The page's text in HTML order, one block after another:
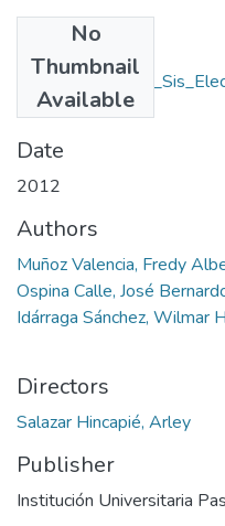
No
Thumbnail
Available
(1.18 MB)
Date
2012
Authors
Muñoz Valencia, Fredy
Ospina Calle, José
Idárraga Sánchez, Wilmar
Directors
Salazar Hincapié, Arley
Publisher
Institución Universitaria